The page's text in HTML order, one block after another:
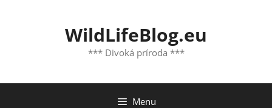
WildLifeBlog.eu
*** Divoká príroda ***
Menu